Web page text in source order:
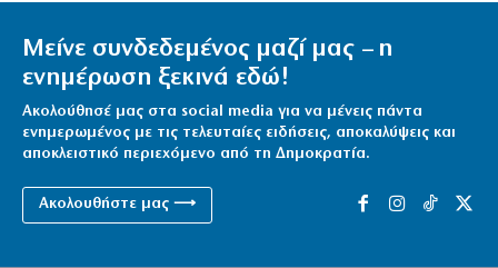
Μείνε συνδεδεμένος μαζί μας – η
ενημέρωση ξεκινά εδώ!
Ακολούθησέ μας στα social media για να μένεις πάντα
ενημερωμένος με τις τελευταίες ειδήσεις, αποκαλύψεις και
αποκλειστικό περιεχόμενο από τη Δημοκρατία.
Ακολουθήστε μας ⟶